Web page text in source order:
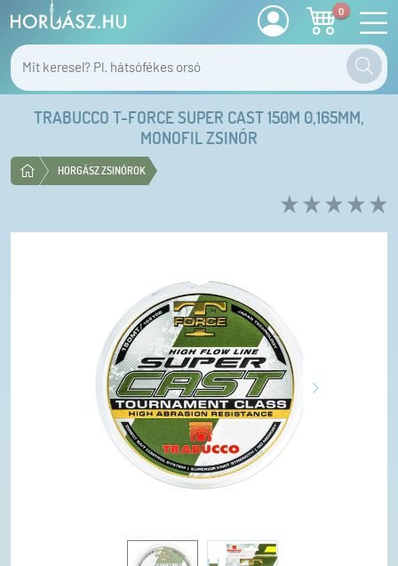
0
TRABUCCO T-FORCE SUPER CAST 150M 0,165MM,
MONOFIL ZSINÓR
HORGÁSZ ZSINÓROK